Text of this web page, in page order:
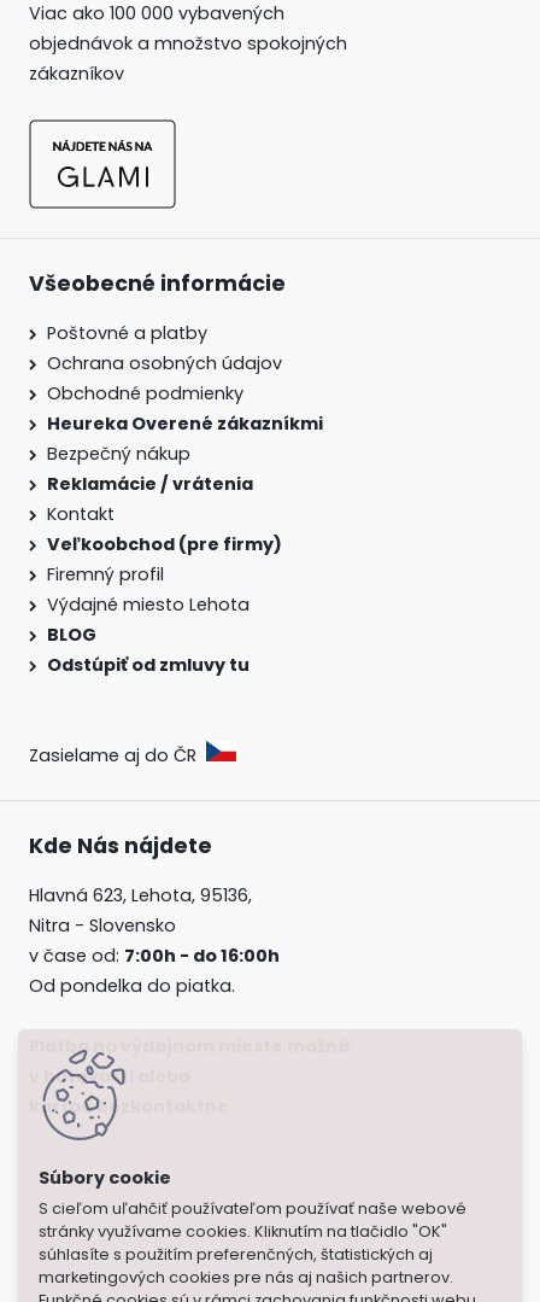
S cieľom uľahčiť používateľom používať naše webové
stránky využívame cookies. Kliknutím na tlačidlo "OK"
súhlasíte s použitím preferenčných, štatistických aj
marketingových cookies pre nás aj našich partnerov.
Viac ako 100 000 vybavených
objednávok a množstvo spokojných
zákazníkov
Všeobecné informácie
Poštovné a platby
Ochrana osobných údajov
Obchodné podmienky
Heureka Overené zákazníkmi
Bezpečný nákup
Reklamácie / vrátenia
Kontakt
Veľkoobchod (pre firmy)
Firemný profil
Výdajné miesto Lehota
BLOG
Odstúpiť od zmluvy tu
Zasielame aj do ČR
Kde Nás nájdete
Hlavná 623, Lehota, 95136,
Nitra - Slovensko
v čase od: 7:00h - do 16:00h
Od pondelka do piatka.
Platba na výdajnom mieste možná
v hotovosti alebo
kartou bezkontaktne